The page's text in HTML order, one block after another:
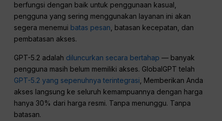
berfungsi dengan baik untuk penggunaan kasual,
pengguna yang sering menggunakan layanan ini akan
segera menemui batas pesan , batasan kecepatan, dan
pembatasan akses.
GPT-5.2 adalah diluncurkan secara bertahap — banyak
pengguna masih belum memiliki akses. GlobalGPT telah
GPT-5.2 yang sepenuhnya terintegrasi , Memberikan Anda
akses langsung ke seluruh kemampuannya dengan harga
hanya 30% dari harga resmi. Tanpa menunggu. Tanpa
batasan.